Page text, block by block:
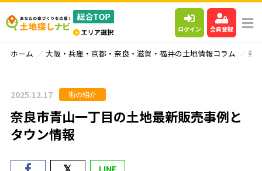
ログイン 会員登録
ホーム 大阪・兵庫・京都・奈良・滋賀・福井の土地情報コラム 奈
2025.12.17 街の紹介
奈良市青山一丁目の土地最新販売事例と
タウン情報
LINE